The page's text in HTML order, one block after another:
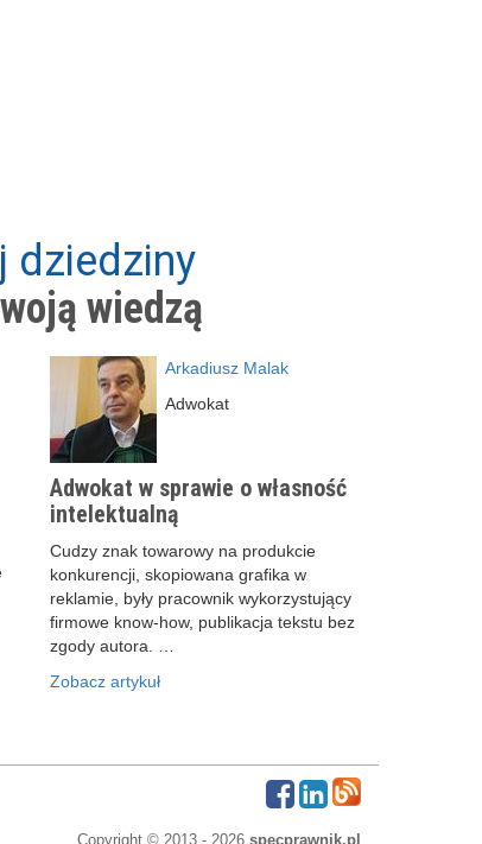
dziedziny
wiedzą
Arkadiusz Malak
Adwokat
Adwokat w sprawie o własność
intelektualną
Cudzy znak towarowy na produkcie
konkurencji, skopiowana grafika w
reklamie, były pracownik wykorzystujący
firmowe know-how, publikacja tekstu bez
zgody autora. …
Zobacz artykuł
Copyright © 2013 - 2026 specprawnik.pl